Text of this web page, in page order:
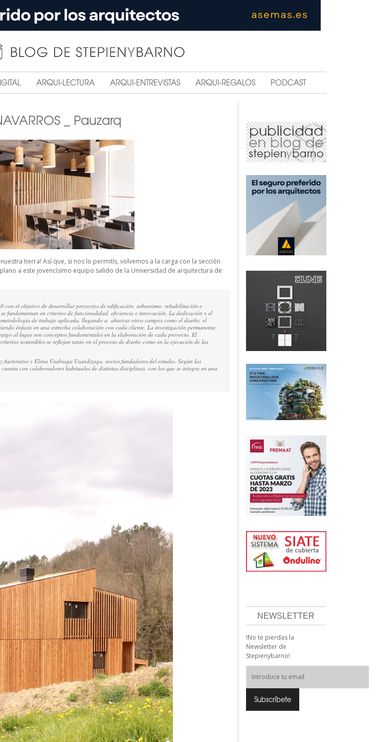
ARQUI-LECTURA ARQUI-ENTREVISTAS ARQUI-REGALOS PODCAST
_ Pauzarq
tierra! Así que, si nos lo permitís, volvemos a la carga con la sección
a este jovencísimo equipo salido de la Universidad de arquitectura de
con el objetivo de desarrollar proyectos de edificación, urbanismo, rehabilitación e
fundamentan en criterios de funcionalidad, eficiencia e innovación. La dedicación y el
de trabajo aplicada, llegando a abarcar otros campos como el diseño, el
énfasis en una estrecha colaboración con cada cliente. La investigación permanente,
al lugar son conceptos fundamentales en la elaboración de cada proyecto. El
sostenibles se reflejan tanto en el proceso de diseño como en la ejecución de las
y Elena Usabiaga Usandizaga, socios fundadores del estudio. Según las
con colaboradores habituales de distintas disciplinas, con los que se integra en una
NEWSLETTER
!No te pierdas la
Newsletter de
Stepienybarno!